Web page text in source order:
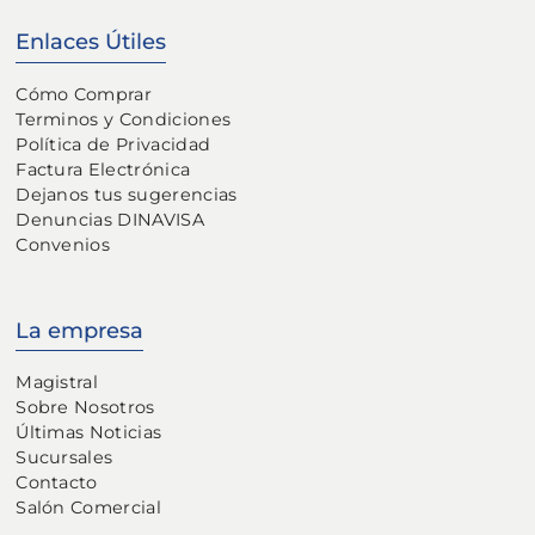
Enlaces Útiles
Cómo Comprar
Terminos y Condiciones
Política de Privacidad
Factura Electrónica
Dejanos tus sugerencias
Denuncias DINAVISA
Convenios
La empresa
Magistral
Sobre Nosotros
Últimas Noticias
Sucursales
Contacto
Salón Comercial